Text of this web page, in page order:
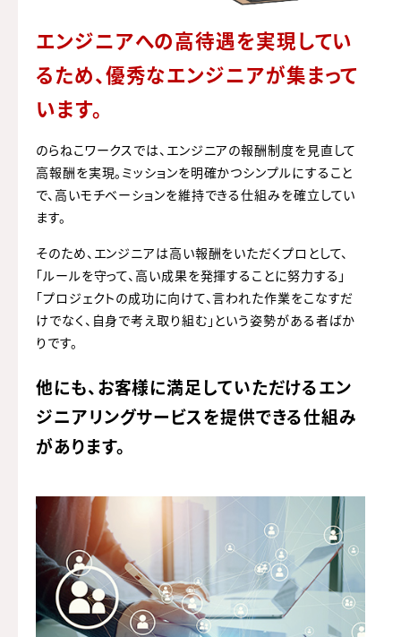
エンジニアへの高待遇を実現してい
るため、優秀なエンジニアが集まって
います。
のらねこワークスでは、エンジニアの報酬制度を見直して
高報酬を実現。ミッションを明確かつシンプルにすること
で、高いモチベーションを維持できる仕組みを確立してい
ます。
そのため、エンジニアは高い報酬をいただくプロとして、
「ルールを守って、高い成果を発揮することに努力する」
「プロジェクトの成功に向けて、言われた作業をこなすだ
けでなく、自身で考え取り組む」という姿勢がある者ばか
りです。
他にも、お客様に満足していただけるエン
ジニアリングサービスを提供できる仕組み
があります。